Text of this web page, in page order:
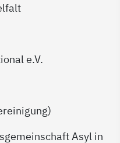
e.V.
Asyl in